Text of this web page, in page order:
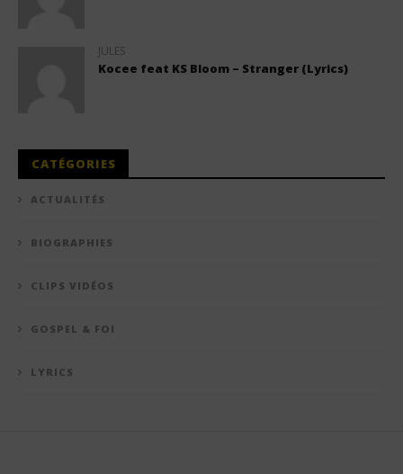
JULES
Kocee feat KS Bloom – Stranger (Lyrics)
CATÉGORIES
ACTUALITÉS
BIOGRAPHIES
CLIPS VIDÉOS
GOSPEL & FOI
LYRICS